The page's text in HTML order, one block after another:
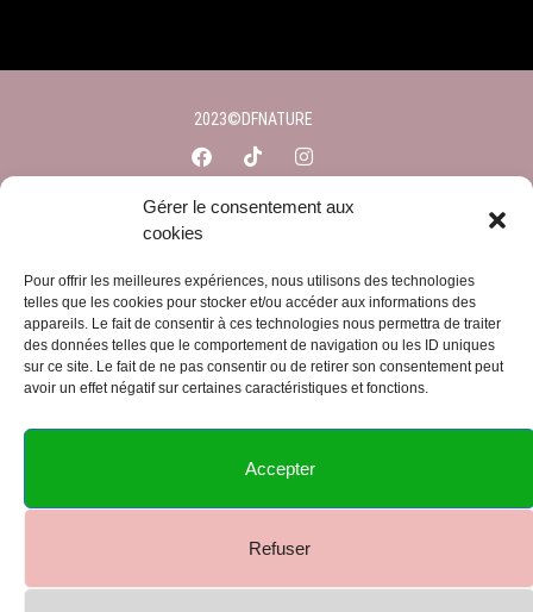
Gérer le consentement aux
cookies
Pour offrir les meilleures expériences, nous utilisons des technologies
telles que les cookies pour stocker et/ou accéder aux informations des
appareils. Le fait de consentir à ces technologies nous permettra de traiter
des données telles que le comportement de navigation ou les ID uniques
sur ce site. Le fait de ne pas consentir ou de retirer son consentement peut
avoir un effet négatif sur certaines caractéristiques et fonctions.
Accepter
Refuser
2023©DFNATURE
Ajouter au panier
Login
Username or email address*